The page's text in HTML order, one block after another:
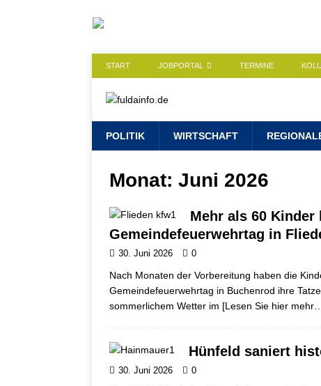
START JOBPORTAL TERMINE
POLITIK WIRTSCHAFT
Monat: Juni 2026
Mehr als 60 Kinder
Gemeindefeuerwehrtag in
30. Juni 2026 0
Nach Monaten der Vorbereitung haben die
Gemeindefeuerwehrtag in Buchenrod ihre
sommerlichem Wetter im [Lesen Sie hier
Hünfeld saniert
30. Juni 2026 0